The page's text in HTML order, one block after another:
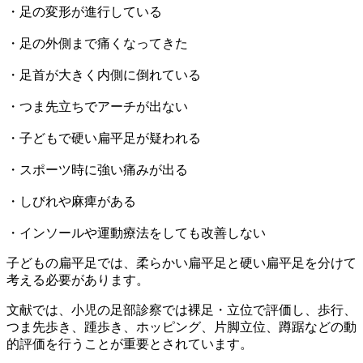
・足の変形が進行している
・足の外側まで痛くなってきた
・足首が大きく内側に倒れている
・つま先立ちでアーチが出ない
・子どもで硬い扁平足が疑われる
・スポーツ時に強い痛みが出る
・しびれや麻痺がある
・インソールや運動療法をしても改善しない
子どもの扁平足では、柔らかい扁平足と硬い扁平足を分けて
考える必要があります。
文献では、小児の足部診察では裸足・立位で評価し、歩行、
つま先歩き、踵歩き、ホッピング、片脚立位、蹲踞などの動
的評価を行うことが重要とされています。